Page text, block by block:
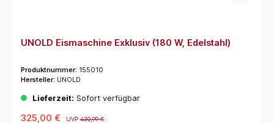
UNOLD Eismaschine Exklusiv (180 W, Edelstahl)
Produktnummer: 155010
Hersteller: UNOLD
Lieferzeit: Sofort verfügbar
325,00 € UVP430,99 €